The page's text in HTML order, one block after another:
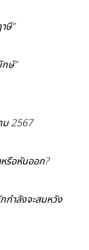
ษี”
ษ์”
ม 2567
รือหันออก?
กำลังจะสมหวัง